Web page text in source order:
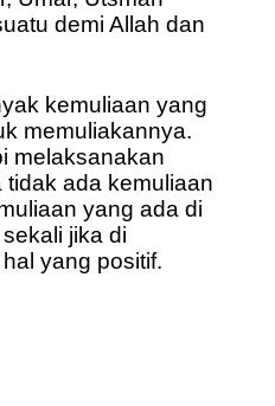
demi Allah dan
kemuliaan yang
memuliakannya.
melaksanakan
tidak ada kemuliaan
yang ada di
jika di
yang positif.